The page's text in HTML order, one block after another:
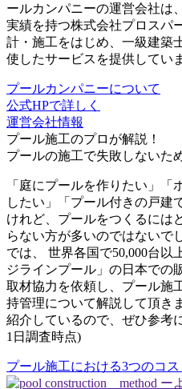
ールカンパニーの運営会社は
実績を持つ株式会社プロスパ
計・施工をはじめ、一級建築
使したサービスを提供してい
プールカンパニーについて
公式HPで詳しく
運営会社情報
プール施工のプロが解説！
プールの施工で失敗しないた
「庭にプールを作りたい」
したい」「プール付きの戸建
けれど、プールをつくるには
らない方が多いのではないで
では、 世界各国で50,000台以
ジラインプール」の日本での
取材協力を依頼し、プール施
持管理について解説して頂き
紹介しているので、ぜひ参考
1日調査時点)
プール施工における3つのコ